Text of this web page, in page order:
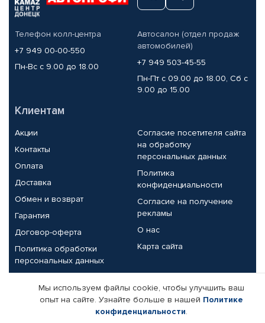
Телефон колл-центра
+7 949 00-00-550
Пн-Вс с 9.00 до 18.00
Автосалон (отдел продаж
автомобилей)
+7 949 503-45-55
Пн-Пт с 09.00 до 18.00, Сб с
9.00 до 15.00
Клиентам
Акции
Контакты
Оплата
Доставка
Обмен и возврат
Гарантия
Договор-оферта
Политика обработки
персональных данных
Согласие посетителя сайта
на обработку
персональных данных
Политика
конфиденциальности
Согласие на получение
рекламы
О нас
Карта сайта
Партнерам
Корпоративным клиентам
Реквизиты компании
Мы используем файлы cookie, чтобы улучшить ваш
опыт на сайте. Узнайте больше в нашей Политике
конфиденциальности.